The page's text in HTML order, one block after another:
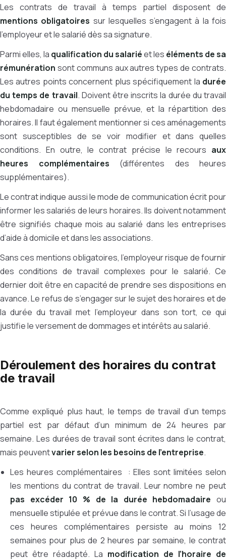
Les contrats de travail à temps partiel disposent de
mentions obligatoires sur lesquelles s’engagent à la fois
l’employeur et le salarié dès sa signature.
Parmi elles, la qualification du salariéet les éléments de sa
rémunération sont communs aux autres types de contrats.
Les autres points concernent plus spécifiquement la durée
du temps de travail. Doivent être inscrits la durée du travail
hebdomadaire ou mensuelle prévue, et la répartition des
horaires. Il faut également mentionner si ces aménagements
sont susceptibles de se voir modifier et dans quelles
conditions. En outre, le contrat précise le recours aux
heures complémentaires (différentes des heures
supplémentaires).
Le contrat indique aussi le mode de communication écrit pour
informer les salariés de leurs horaires. Ils doivent notamment
être signifiés chaque mois au salarié dans les entreprises
d’aide à domicile et dans les associations.
Sans ces mentions obligatoires, l’employeur risque de fournir
des conditions de travail complexes pour le salarié. Ce
dernier doit être en capacité de prendre ses dispositions en
avance. Le refus de s’engager sur le sujet des horaires et de
la durée du travail met l’employeur dans son tort, ce qui
justifie le versement de dommages et intérêts au salarié.
Déroulement des horaires du contrat
de travail
Comme expliqué plus haut, le temps de travail d’un temps
partiel est par défaut d’un minimum de 24 heures par
semaine. Les durées de travail sont écrites dans le contrat,
mais peuventvarier selon les besoins de l’entreprise.
Les heures complémentaires : Elles sont limitées selon
les mentions du contrat de travail. Leur nombre ne peut
pas excéder 10 % de la durée hebdomadaire ou
mensuelle stipulée et prévue dans le contrat. Si l’usage de
ces heures complémentaires persiste au moins 12
semaines pour plus de 2 heures par semaine, le contrat
peut être réadapté. La modification de l’horaire de